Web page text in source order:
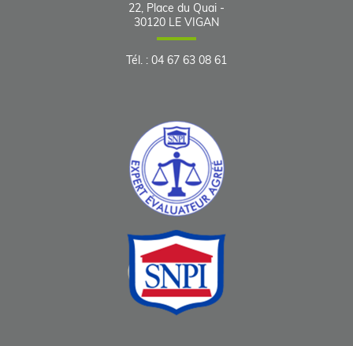
22, Place du Quai -
30120 LE VIGAN
Tél. : 04 67 63 08 61